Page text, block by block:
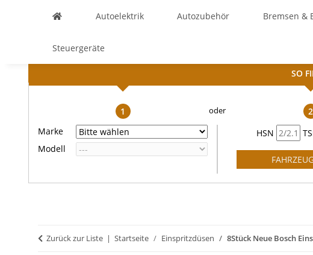
Autoelektrik Autozubehör Bremsen &
Steuergeräte
SO
1
Marke
Modell
2
HSN
Zurück zur Liste Startseite Einspritzdüsen 8Stück Neue Bosch